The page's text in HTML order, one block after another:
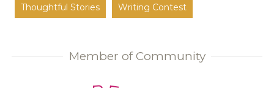
Thoughtful Stories Writing Contest
Member of Community